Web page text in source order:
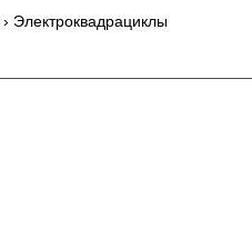
› Электроквадрациклы